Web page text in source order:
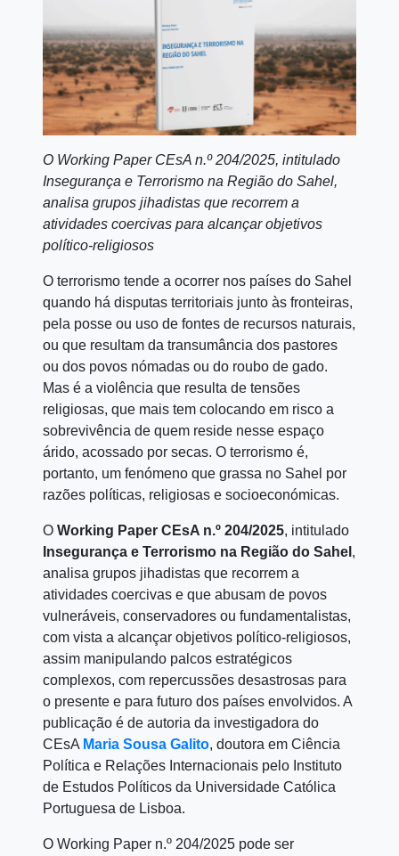
O Working Paper CEsA n.º 204/2025, intitulado
Insegurança e Terrorismo na Região do Sahel,
analisa grupos jihadistas que recorrem a
atividades coercivas para alcançar objetivos
político-religiosos
O terrorismo tende a ocorrer nos países do Sahel
quando há disputas territoriais junto às fronteiras,
pela posse ou uso de fontes de recursos naturais,
ou que resultam da transumância dos pastores
ou dos povos nómadas ou do roubo de gado.
Mas é a violência que resulta de tensões
religiosas, que mais tem colocando em risco a
sobrevivência de quem reside nesse espaço
árido, acossado por secas. O terrorismo é,
portanto, um fenómeno que grassa no Sahel por
razões políticas, religiosas e socioeconómicas.
O Working Paper CEsA n.º 204/2025, intitulado
Insegurança e Terrorismo na Região do Sahel ,
analisa grupos jihadistas que recorrem a
atividades coercivas e que abusam de povos
vulneráveis, conservadores ou fundamentalistas,
com vista a alcançar objetivos político-religiosos,
assim manipulando palcos estratégicos
complexos, com repercussões desastrosas para
o presente e para futuro dos países envolvidos. A
publicação é de autoria da investigadora do
CEsA Maria Sousa Galito, doutora em Ciência
Política e Relações Internacionais pelo Instituto
de Estudos Políticos da Universidade Católica
Portuguesa de Lisboa.
O Working Paper n.º 204/2025 pode ser